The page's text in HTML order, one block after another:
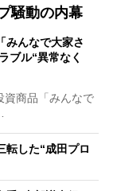
騒動の内幕
みんなで大家さ
ブル“異常なく
商品「みんなで
転した“成田プロ